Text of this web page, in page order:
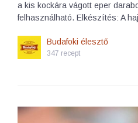
a kis kockára vágott eper
felhasználható. Elkészítés: A
Budafoki élesztő
347 recept